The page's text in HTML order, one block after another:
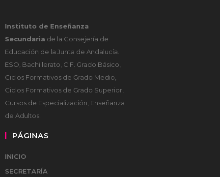
Instituto de Enseñanza
Secundaria de la Consejería de
Educación de la Junta de Andalucía.
ESO, Bachillerato, C.F. Grado Básico,
Ciclos Formativos de Grado Medio,
Ciclos Formativos de Grado Superior,
Cursos de Especialización, Enseñanza
de Adultos.
PÁGINAS
INICIO
SECRETARÍA